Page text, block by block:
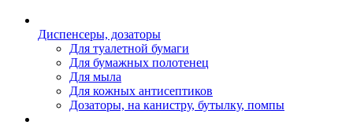
Диспенсеры, дозаторы
Для туалетной бумаги
Для бумажных полотенец
Для мыла
Для кожных антисептиков
Дозаторы, на канистру, бутылку, помпы